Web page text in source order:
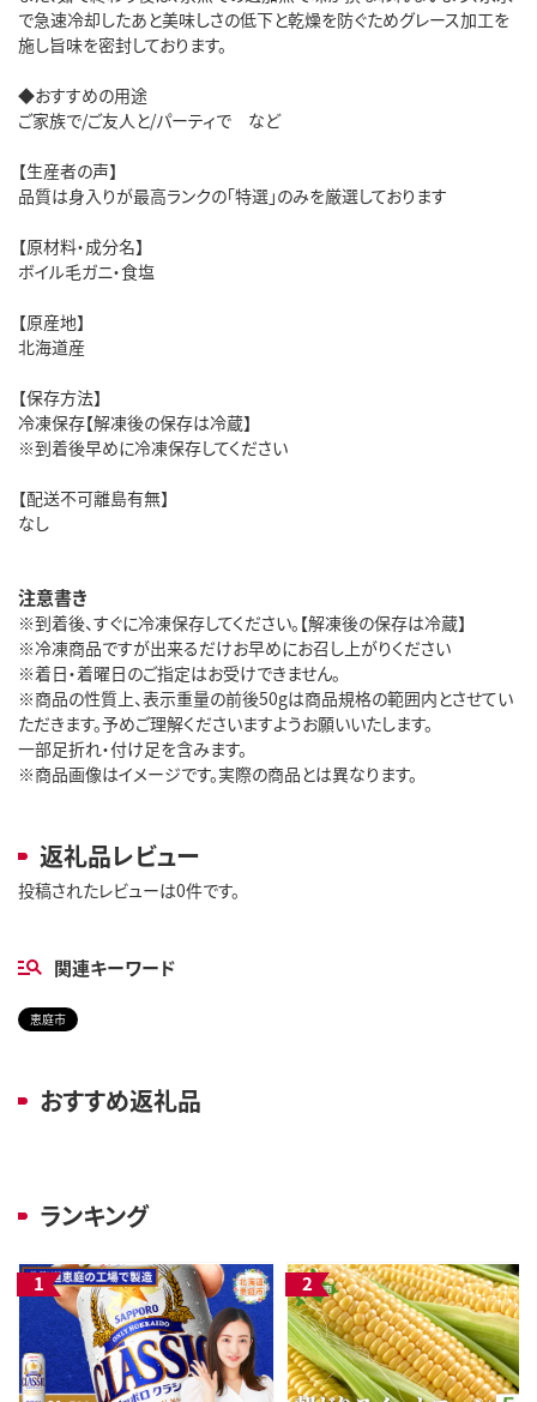
で急速冷却したあと美味しさの低下と乾燥を防ぐためグレース加工を
施し旨味を密封しております。
◆おすすめの用途
ご家族で/ご友人と/パーティで など
【生産者の声】
品質は身入りが最高ランクの「特選」のみを厳選しております
【原材料・成分名】
ボイル毛ガニ・食塩
【原産地】
北海道産
【保存方法】
冷凍保存【解凍後の保存は冷蔵】
※到着後早めに冷凍保存してください
【配送不可離島有無】
なし
注意書き
※到着後、すぐに冷凍保存してください。【解凍後の保存は冷蔵】
※冷凍商品ですが出来るだけお早めにお召し上がりください
※着日・着曜日のご指定はお受けできません。
※商品の性質上、表示重量の前後50gは商品規格の範囲内とさせてい
ただきます。予めご理解くださいますようお願いいたします。
一部足折れ・付け足を含みます。
※商品画像はイメージです。実際の商品とは異なります。
返礼品レビュー
投稿されたレビューは0件です。
関連キーワード
恵庭市
おすすめ返礼品
ランキング